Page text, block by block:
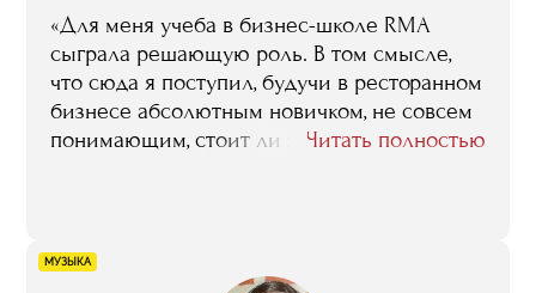
«Для меня учеба в бизнес-школе RMA
сыграла решающую роль. В том смысле,
что сюда я поступил, будучи в ресторанном
бизнесе абсолютным новичком, не совсем
понимающим, стоит ли этим делом вообще
и именно это дело и будет моей
Читать полностью
МУЗЫКА